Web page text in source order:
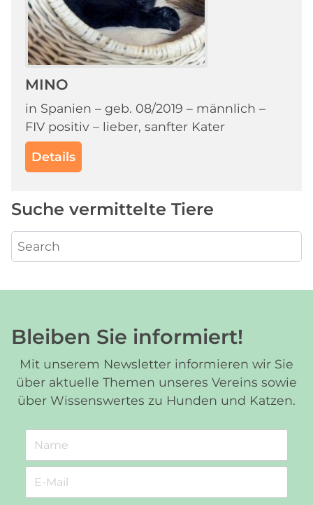
MINO
in Spanien – geb. 08/2019 – männlich –
FIV positiv – lieber, sanfter Kater
Details
Suche vermittelte Tiere
Bleiben Sie informiert!
Mit unserem Newsletter informieren wir Sie
über aktuelle Themen unseres Vereins sowie
über Wissenswertes zu Hunden und Katzen.